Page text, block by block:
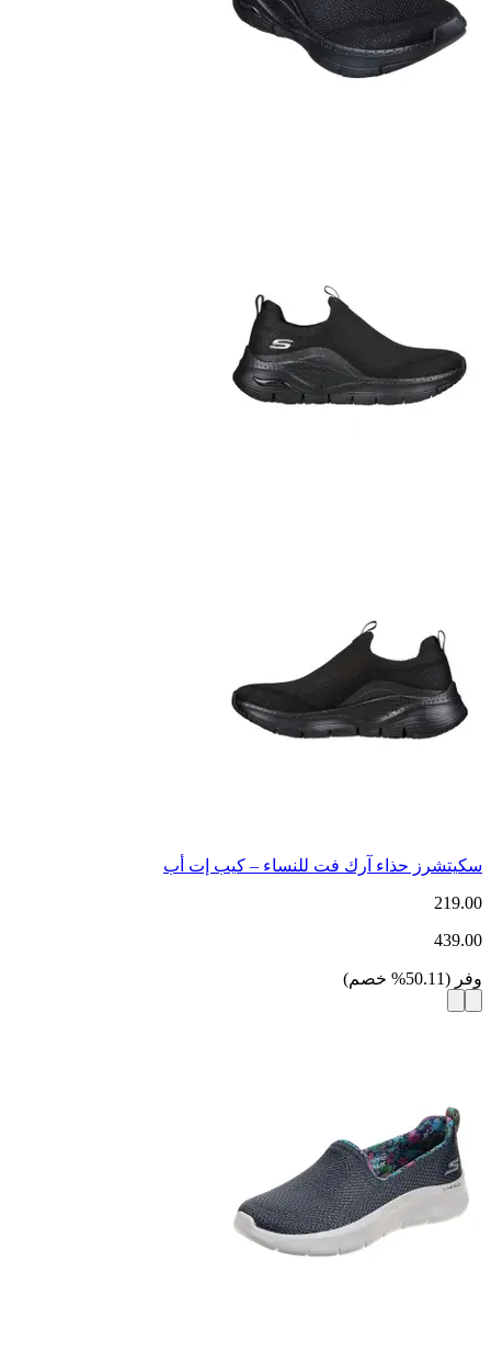
سكيتشرز حذاء آرك فت للنساء – كيب إت أب
219.00
439.00
وفر (
50.11
% خصم)